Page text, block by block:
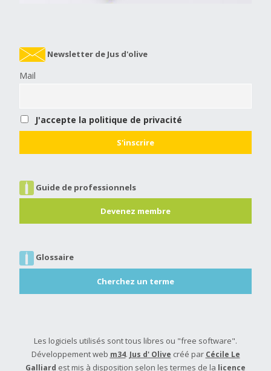
Newsletter de Jus d'olive
Mail
J'accepte la politique de privacité
Guide de professionnels
Devenez membre
Glossaire
Cherchez un terme
Les logiciels utilisés sont tous libres ou "free software".
Développement web m34. Jus d' Olive créé par Cécile Le
Galliard est mis à disposition selon les termes de la licence